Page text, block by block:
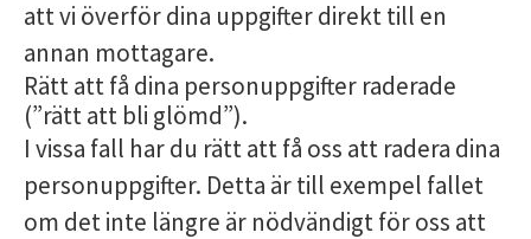
att vi överför dina uppgifter direkt till en
annan mottagare.
Rätt att få dina personuppgifter raderade
(”rätt att bli glömd”).
I vissa fall har du rätt att få oss att radera dina
personuppgifter. Detta är till exempel fallet
om det inte längre är nödvändigt för oss att